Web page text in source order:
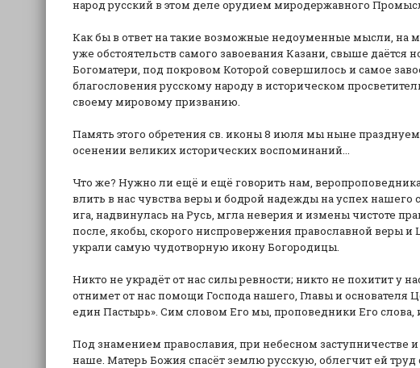
народ русский в этом деле орудием миродержавного
Как бы в ответ на такие возможные недоуменные мысли, на
уже обстоятельств самого завоевания Казани, свыше даётся
Богоматери, под покровом Которой совершилось и самое
благословения русскому народу в историческом
своему мировому призванию.
Память этого обретения св. иконы 8 июля мы ныне
осенении великих исторических воспоминаний...
Что же? Нужно ли ещё и ещё говорить нам,
влить в нас чувства веры и бодрой надежды на успех нашего
ига, надвинулась на Русь, мгла неверия и измены чистоте
после, якобы, скорого ниспровержения православной веры
украли самую чудотворную икону Богородицы.
Никто не украдёт от нас силы ревности; никто не похитит у
отнимет от нас помощи Господа нашего, Главы и основателя
един Пастырь». Сим словом Его мы, проповедники Его
Под знамением православия, при небесном
наше. Матерь Божия спасёт землю русскую, облегчит ей